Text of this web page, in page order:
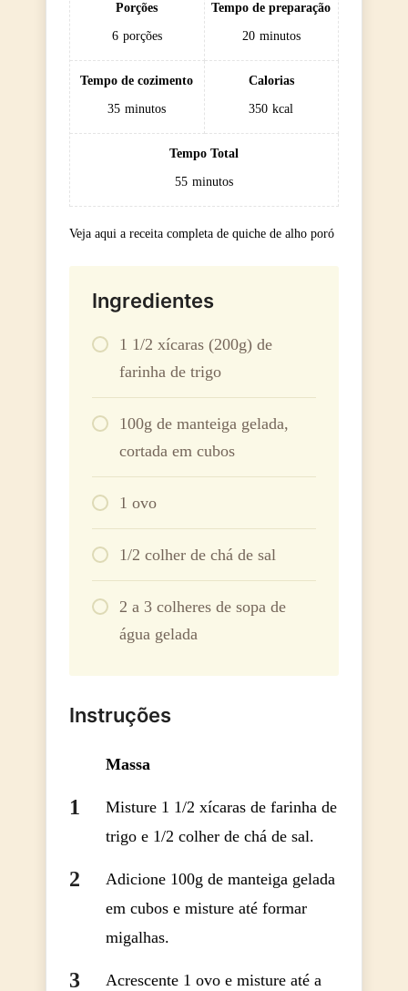
Porções
6 porções
Tempo de preparação
20 minutos
Tempo de cozimento
35 minutos
Calorias
350 kcal
Tempo Total
55 minutos
Veja aqui a receita completa de quiche de alho poró
Ingredientes
1 1/2 xícaras (200g) de
farinha de trigo
100g de manteiga gelada,
cortada em cubos
1 ovo
1/2 colher de chá de sal
2 a 3 colheres de sopa de
água gelada
Instruções
Massa
Misture 1 1/2 xícaras de farinha de
trigo e 1/2 colher de chá de sal.
Adicione 100g de manteiga gelada
em cubos e misture até formar
migalhas.
Acrescente 1 ovo e misture até a